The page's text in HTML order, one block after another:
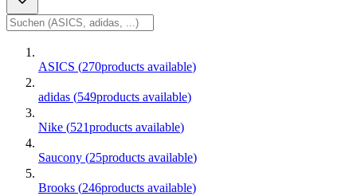
ASICS (270products available)
adidas (549products available)
Nike (521products available)
Saucony (25products available)
Brooks (246products available)